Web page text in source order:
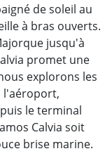
de soleil au
à bras ouverts.
jusqu'à
promet une
explorons les
l'aéroport,
le terminal
Calvia soit
brise marine.